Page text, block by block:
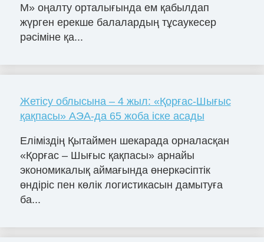
М» оңалту орталығында ем қабылдап
жүрген ерекше балалардың тұсаукесер
рәсіміне қа...
Жетісу облысына – 4 жыл: «Қорғас-Шығыс
қақпасы» АЭА-да 65 жоба іске асады
Еліміздің Қытаймен шекарада орналасқан
«Қорғас – Шығыс қақпасы» арнайы
экономикалық аймағында өнеркәсіптік
өндіріс пен көлік логистикасын дамытуға
ба...